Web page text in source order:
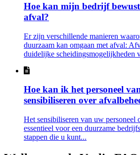
Hoe kan mijn bedrijf
afval?
Er zijn verschillende manieren
duurzaam kan omgaan met afval:
duidelijke scheidingsmogelijkheden
Hoe kan ik het personeel
sensibiliseren over
Het sensibiliseren van uw personeel
essentieel voor een duurzame
stappen die u kunt...